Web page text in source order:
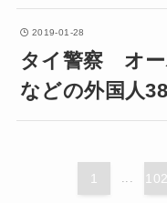
2019-01-28
タイ警察 オー
などの外国人
1 ...